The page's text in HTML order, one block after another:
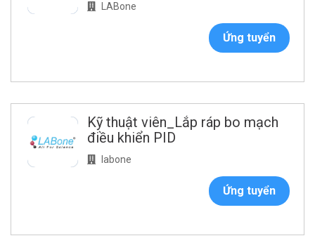
LABone
Ứng tuyển
Kỹ thuật viên_Lắp ráp bo mạch
điều khiển PID
labone
Ứng tuyển